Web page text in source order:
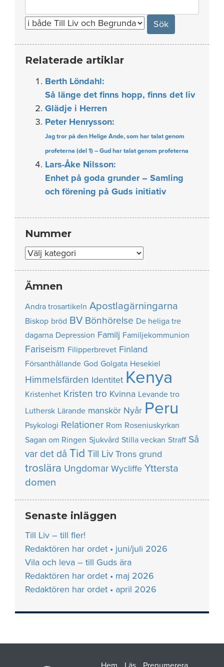
for:
Relaterade artiklar
Berth Löndahl:
Så länge det finns hopp, finns det liv
Glädje i Herren
Peter Henrysson:
Jag tror på den Helige Ande, som har talat genom
profeterna (del 1) – Gud har talat genom profeterna
Lars-Åke Nilsson:
Enhet på goda grunder – Samling
och förening på Guds initiativ
Nummer
Nummer
Ämnen
Andra trosartikeln Apostlagärningarna
Biskop bröd BV Bönhörelse De heliga tre
dagarna Depression Familj Familjekommunion
Fariseism Filipperbrevet Finland
Försanthållande God Golgata Hesekiel
Himmelsfärden Identitet Kenya
Kristenhet Kristen tro Kvinna Levande tro
Luthersk Lärande manskör Nyår Peru
Psykologi Relationer Rom Roseniuskyrkan
Sagan om Ringen Sjukvård Stilla veckan Straff Så
var det då Tid Till Liv Trons grund
troslära Ungdomar Wycliffe Yttersta
domen
Senaste inläggen
Till Liv – till fler!
Redaktören har ordet • juni/juli 2026
Vila och leva – till Guds ära
Redaktören har ordet • maj 2026
Redaktören har ordet • april 2026